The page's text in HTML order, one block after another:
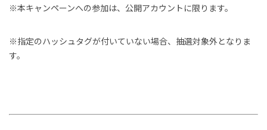
※本キャンペーンへの参加は、公開アカウントに限ります。
※指定のハッシュタグが付いていない場合、抽選対象外となりま
す。